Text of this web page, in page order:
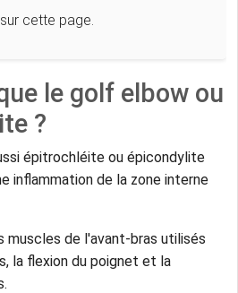
cette page.
le golf elbow ou
?
épitrochléite ou épicondylite
inflammation de la zone interne
de l'avant-bras utilisés
la flexion du poignet et la